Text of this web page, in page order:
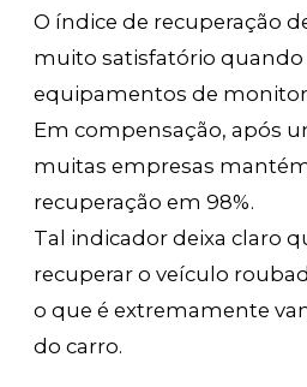
O índice de recuperação
muito satisfatório quando
equipamentos de
Em compensação, após
muitas empresas
recuperação em 98%.
Tal indicador deixa claro
recuperar o veículo
o que é extremamente
do carro.